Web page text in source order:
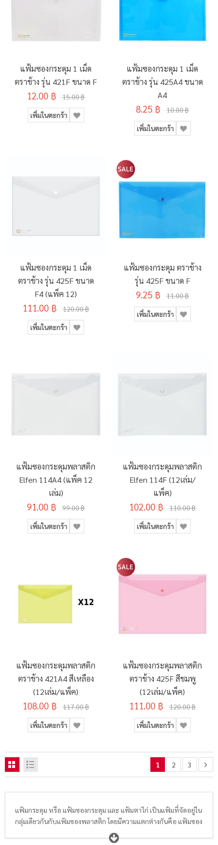
แฟ้มซองกระดุม 1 เม็ด
ตราช้าง รุ่น 421F ขนาด F
12.00 ฿ 15.00 ฿
เพิ่มในตะกร้า
แฟ้มซองกระดุม 1 เม็ด
ตราช้าง รุ่น 425A4 ขนาด
A4
8.25 ฿ 10.00 ฿
เพิ่มในตะกร้า
แฟ้มซองกระดุม 1 เม็ด
ตราช้าง รุ่น 425F ขนาด
F4 (แพ็ค 12)
111.00 ฿ 120.00 ฿
เพิ่มในตะกร้า
แฟ้มซองกระดุม ตราช้าง
รุ่น 425F ขนาด F
9.25 ฿ 11.00 ฿
เพิ่มในตะกร้า
แฟ้มซองกระดุมพลาสติก
Elfen 114A4 (แพ็ค 12
เล่ม)
91.00 ฿ 99.00 ฿
เพิ่มในตะกร้า
แฟ้มซองกระดุมพลาสติก
Elfen 114F (12เล่ม/
แพ็ค)
102.00 ฿ 110.00 ฿
เพิ่มในตะกร้า
แฟ้มซองกระดุมพลาสติก
ตราช้าง 421A4 สีเหลือง
(12เล่ม/แพ็ค)
108.00 ฿ 117.00 ฿
เพิ่มในตะกร้า
แฟ้มซองกระดุมพลาสติก
ตราช้าง 425F สีชมพู
(12เล่ม/แพ็ค)
111.00 ฿ 120.00 ฿
เพิ่มในตะกร้า
1 2 3
แฟ้มกระดุม หรือ แฟ้มซองกระดุม และ แฟ้มตาไก่ เป็นแฟ้มที่จัดอยู่ใน
กลุ่มเดียวกันกับแฟ้มซองพลาสติก โดยมีความแตกต่างกันคือ แฟ้มซอง
กระดุมและแฟ้มซองตาไก่จะมีฝาเปิดปิดด้านบนเป็นกระดุม 1 เม็ด